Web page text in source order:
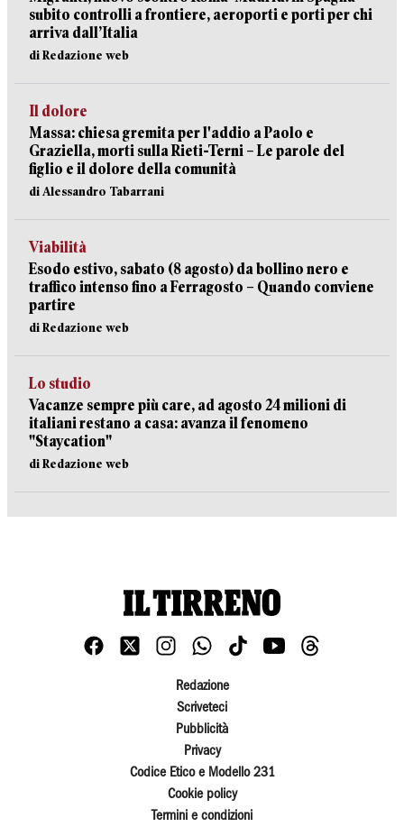
subito controlli a frontiere, aeroporti e porti per chi
arriva dall’Italia
di Redazione web
Il dolore
Massa: chiesa gremita per l'addio a Paolo e
Graziella, morti sulla Rieti-Terni – Le parole del
figlio e il dolore della comunità
di Alessandro Tabarrani
Viabilità
Esodo estivo, sabato (8 agosto) da bollino nero e
traffico intenso fino a Ferragosto – Quando conviene
partire
di Redazione web
Lo studio
Vacanze sempre più care, ad agosto 24 milioni di
italiani restano a casa: avanza il fenomeno
"Staycation"
di Redazione web
Redazione
Scriveteci
Pubblicità
Privacy
Codice Etico e Modello 231
Cookie policy
Termini e condizioni